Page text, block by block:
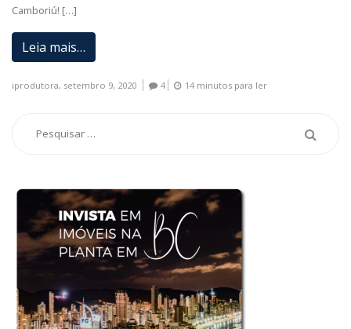
Camboriú! […]
Leia mais…
iprodutora, setembro 9, 2020 4 14 minutos para ler